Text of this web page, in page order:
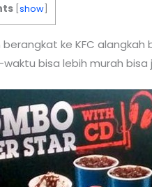
[show
ke KFC alangkah
bisa lebih murah bisa